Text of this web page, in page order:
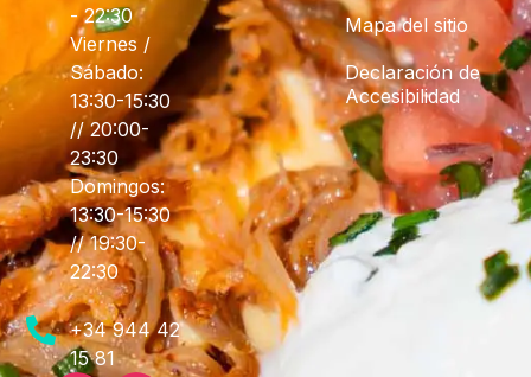
- 22:30
Viernes /
Sábado:
13:30-15:30
// 20:00-
23:30
Domingos:
13:30-15:30
// 19:30-
22:30
+34 944 42
15 81
Mapa del sitio
Declaración de
Accesibilidad